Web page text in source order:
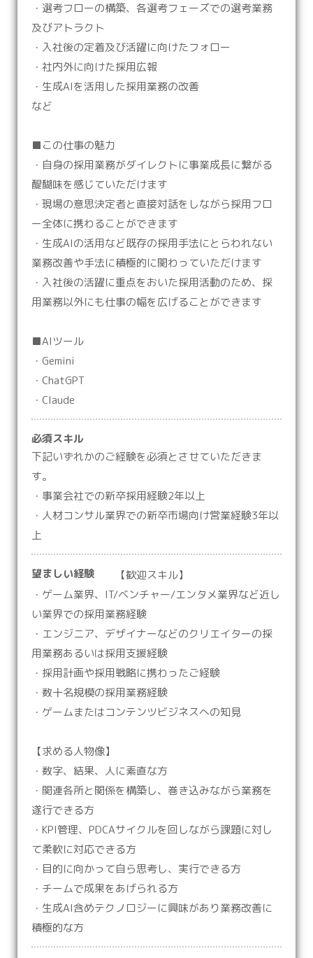
・選考フローの構築、各選考フェーズでの選考業務
及びアトラクト
・入社後の定着及び活躍に向けたフォロー
・社内外に向けた採用広報
・生成AIを活用した採用業務の改善
など
■この仕事の魅力
・自身の採用業務がダイレクトに事業成長に繋がる
醍醐味を感じていただけます
・現場の意思決定者と直接対話をしながら採用フロ
ー全体に携わることができます
・生成AIの活用など既存の採用手法にとらわれない
業務改善や手法に積極的に関わっていただけます
・入社後の活躍に重点をおいた採用活動のため、採
用業務以外にも仕事の幅を広げることができます
■AIツール
・Gemini
・ChatGPT
・Claude
必須スキル
下記いずれかのご経験を必須とさせていただきま
す。
・事業会社での新卒採用経験2年以上
・人材コンサル業界での新卒市場向け営業経験3年以
上
望ましい経験
【歓迎スキル】
・ゲーム業界、IT/ベンチャー/エンタメ業界など近し
い業界での採用業務経験
・エンジニア、デザイナーなどのクリエイターの採
用業務あるいは採用支援経験
・採用計画や採用戦略に携わったご経験
・数十名規模の採用業務経験
・ゲームまたはコンテンツビジネスへの知見
【求める人物像】
・数字、結果、人に素直な方
・関連各所と関係を構築し、巻き込みながら業務を
遂行できる方
・KPI管理、PDCAサイクルを回しながら課題に対し
て柔軟に対応できる方
・目的に向かって自ら思考し、実行できる方
・チームで成果をあげられる方
・生成AI含めテクノロジーに興味があり業務改善に
積極的な方